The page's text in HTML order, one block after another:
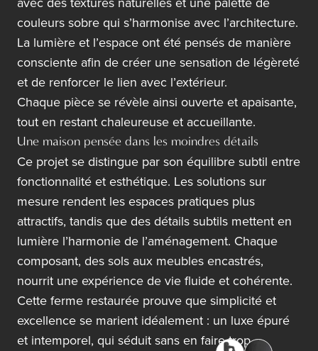
couleurs sobre qui s’harmonise avec l’architecture.
La lumière et l’espace ont été pensés de manière
consciente afin de créer une sensation de légèreté
et de renforcer le lien avec l’extérieur.
Chaque pièce se révèle ainsi ouverte et apaisante,
tout en restant chaleureuse et accueillante.
Une maison pensée dans les moindres détails
Ce projet se distingue par son équilibre subtil entre
fonctionnalité et esthétique. Les solutions sur
mesure rendent les espaces pratiques plus
attractifs, tandis que des détails subtils mettent en
lumière l’harmonie de l’aménagement. Chaque
composant, des sols aux meubles encastrés,
nourrit une expérience de vie fluide et cohérente.
Cette ferme restaurée prouve que simplicité et
excellence se marient idéalement : un luxe épuré
et intemporel, qui séduit sans en faire trop.